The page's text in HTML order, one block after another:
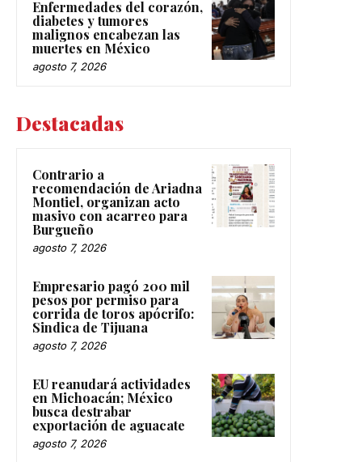
Enfermedades del corazón,
diabetes y tumores
malignos encabezan las
muertes en México
agosto 7, 2026
Destacadas
Contrario a
recomendación de Ariadna
Montiel, organizan acto
masivo con acarreo para
Burgueño
agosto 7, 2026
Empresario pagó 200 mil
pesos por permiso para
corrida de toros apócrifo:
Sindica de Tijuana
agosto 7, 2026
EU reanudará actividades
en Michoacán; México
busca destrabar
exportación de aguacate
agosto 7, 2026